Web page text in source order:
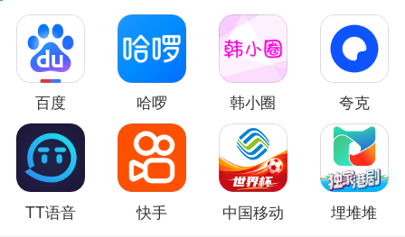
百度 哈啰 韩小圈 夸克
TT语音 快手 中国移动 埋堆堆